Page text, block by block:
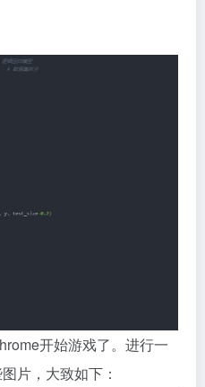
开始游戏了。进行一
片，大致如下：